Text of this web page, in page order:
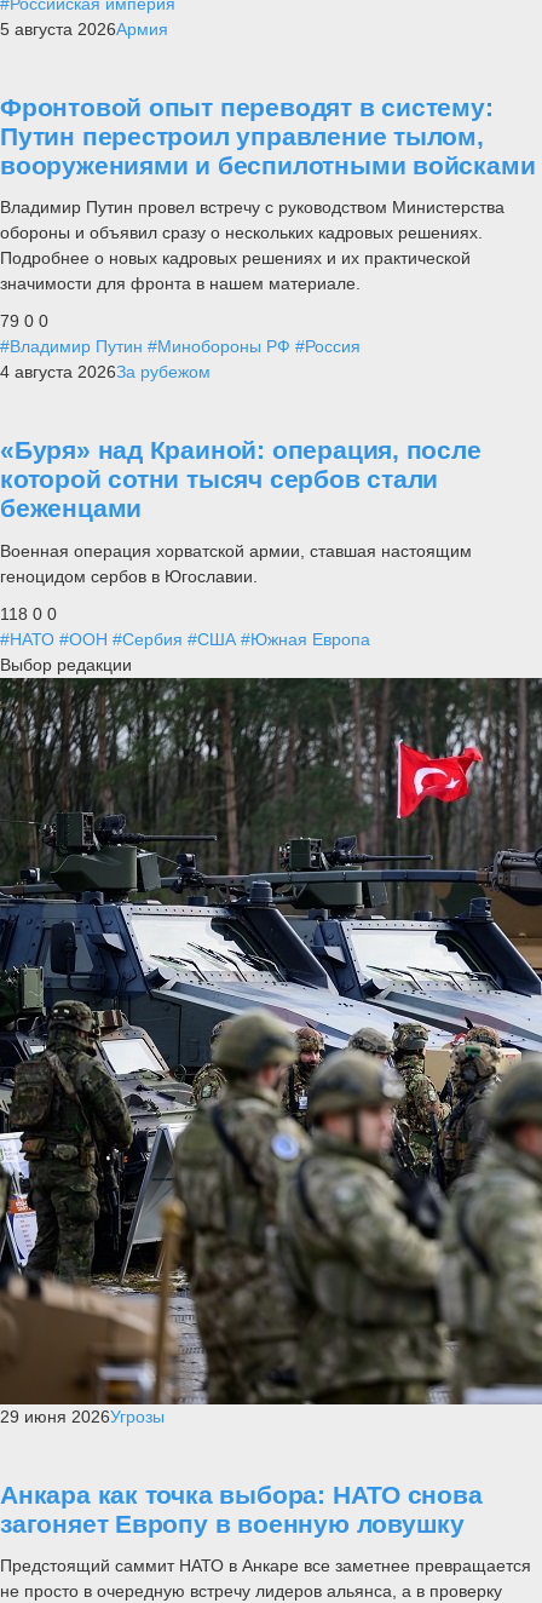
5 августа 2026Армия
Фронтовой опыт переводят в систему:
Путин перестроил управление тылом,
вооружениями и беспилотными войсками
Владимир Путин провел встречу с руководством Министерства
обороны и объявил сразу о нескольких кадровых решениях.
Подробнее о новых кадровых решениях и их практической
значимости для фронта в нашем материале.
79 0 0
#Владимир Путин #Минобороны РФ #Россия
4 августа 2026За рубежом
«Буря» над Краиной: операция, после
которой сотни тысяч сербов стали
беженцами
Военная операция хорватской армии, ставшая настоящим
геноцидом сербов в Югославии.
118 0 0
#НАТО #ООН #Сербия #США #Южная Европа
Выбор редакции
29 июня 2026Угрозы
Анкара как точка выбора: НАТО снова
загоняет Европу в военную ловушку
Предстоящий саммит НАТО в Анкаре все заметнее превращается
не просто в очередную встречу лидеров альянса, а в проверку